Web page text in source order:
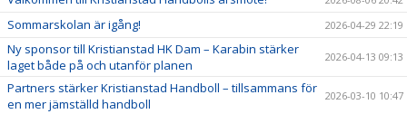
Sommarskolan är igång! 2026-04-29 22:19
Ny sponsor till Kristianstad HK Dam – Karabin stärker
laget både på och utanför planen
2026-04-13 09:13
Partners stärker Kristianstad Handboll – tillsammans för
en mer jämställd handboll
2026-03-10 10:47